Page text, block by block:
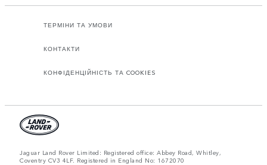
ТЕРМІНИ ТА УМОВИ
КОНТАКТИ
КОНФІДЕНЦІЙНІСТЬ ТА COOKIES
Jaguar Land Rover Limited: Registered office: Abbey Road, Whitley,
Coventry CV3 4LF. Registered in England No: 1672070